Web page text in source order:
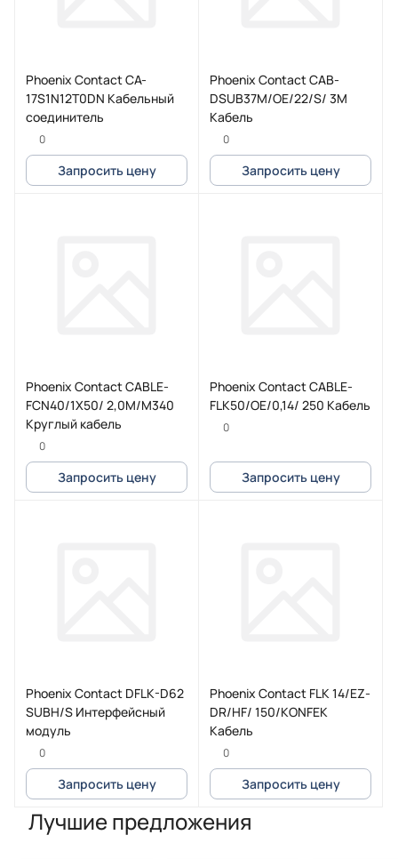
Phoenix Contact CA-
17S1N12T0DN Кабельный
соединитель
0
Запросить цену
Phoenix Contact CAB-
DSUB37M/OE/22/S/ 3M
Кабель
0
Запросить цену
Phoenix Contact CABLE-
FCN40/1X50/ 2,0M/M340
Круглый кабель
0
Запросить цену
Phoenix Contact CABLE-
FLK50/OE/0,14/ 250 Кабель
0
Запросить цену
Phoenix Contact DFLK-D62
SUBH/S Интерфейсный
модуль
0
Запросить цену
Phoenix Contact FLK 14/EZ-
DR/HF/ 150/KONFEK
Кабель
0
Запросить цену
Лучшие предложения